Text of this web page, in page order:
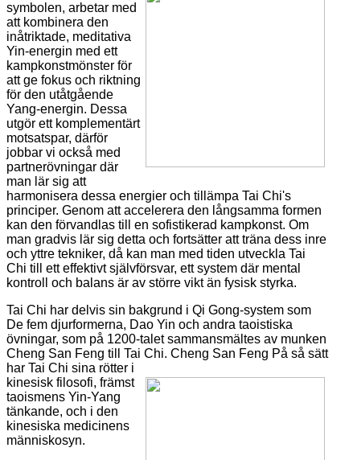
symbolen, arbetar med
att kombinera den
inåtriktade, meditativa
Yin-energin med ett
kampkonstmönster för
att ge fokus och riktning
för den utåtgående
Yang-energin. Dessa
utgör ett komplementärt
motsatspar, därför
jobbar vi också med
partnerövningar där
man lär sig att
harmonisera dessa energier och tillämpa Tai Chi's
principer. Genom att accelerera den långsamma formen
kan den förvandlas till en sofistikerad kampkonst. Om
man gradvis lär sig detta och fortsätter att träna dess inre
och yttre tekniker, då kan man med tiden utveckla Tai
Chi till ett effektivt självförsvar, ett system där mental
kontroll och balans är av större vikt än fysisk styrka.
Tai Chi har delvis sin bakgrund i Qi Gong-system som
De fem djurformerna, Dao Yin och andra taoistiska
övningar, som på 1200-talet sammansmältes av munken
Cheng San Feng till Tai Chi. Cheng San Feng På så sätt
har Tai Chi sina rötter i
kinesisk filosofi, främst
taoismens Yin-Yang
tänkande, och i den
kinesiska medicinens
människosyn.